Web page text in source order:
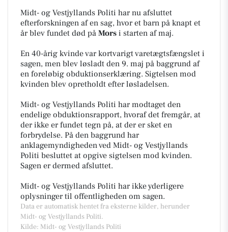
Midt- og Vestjyllands Politi har nu afsluttet
efterforskningen af en sag, hvor et barn på knapt et
år blev fundet død på Mors i starten af maj.
En 40-årig kvinde var kortvarigt varetægtsfængslet i
sagen, men blev løsladt den 9. maj på baggrund af
en foreløbig obduktionserklæring. Sigtelsen mod
kvinden blev opretholdt efter løsladelsen.
Midt- og Vestjyllands Politi har modtaget den
endelige obduktionsrapport, hvoraf det fremgår, at
der ikke er fundet tegn på, at der er sket en
forbrydelse. På den baggrund har
anklagemyndigheden ved Midt- og Vestjyllands
Politi besluttet at opgive sigtelsen mod kvinden.
Sagen er dermed afsluttet.
Midt- og Vestjyllands Politi har ikke yderligere
oplysninger til offentligheden om sagen.
Data er automatisk hentet fra eksterne kilder, herunder
Midt- og Vestjyllands Politi.
Kilde: Midt- og Vestjyllands Politi